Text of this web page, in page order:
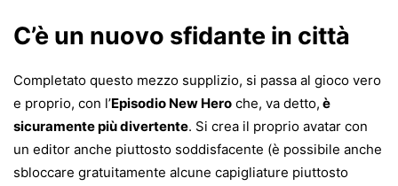
C’è un nuovo sfidante in città
Completato questo mezzo supplizio, si passa al gioco vero
e proprio, con l’Episodio New Hero che, va detto, è
sicuramente più divertente. Si crea il proprio avatar con
un editor anche piuttosto soddisfacente (è possibile anche
sbloccare gratuitamente alcune capigliature piuttosto